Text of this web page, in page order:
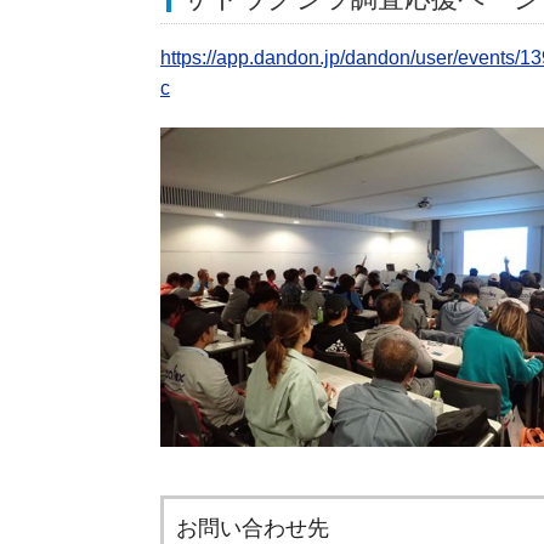
https://app.dandon.jp/dandon/user/events/
c
お問い合わせ先